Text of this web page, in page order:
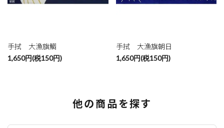
手拭 大漁旗鯛
1,650円(税150円)
手拭 大漁旗朝日
1,650円(税150円)
他の商品を探す